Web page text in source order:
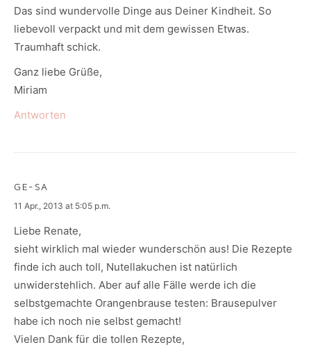
Das sind wundervolle Dinge aus Deiner Kindheit. So
liebevoll verpackt und mit dem gewissen Etwas.
Traumhaft schick.
Ganz liebe Grüße,
Miriam
Antworten
GE-SA
says:
11 Apr., 2013 at 5:05 p.m.
Liebe Renate,
sieht wirklich mal wieder wunderschön aus! Die Rezepte
finde ich auch toll, Nutellakuchen ist natürlich
unwiderstehlich. Aber auf alle Fälle werde ich die
selbstgemachte Orangenbrause testen: Brausepulver
habe ich noch nie selbst gemacht!
Vielen Dank für die tollen Rezepte,